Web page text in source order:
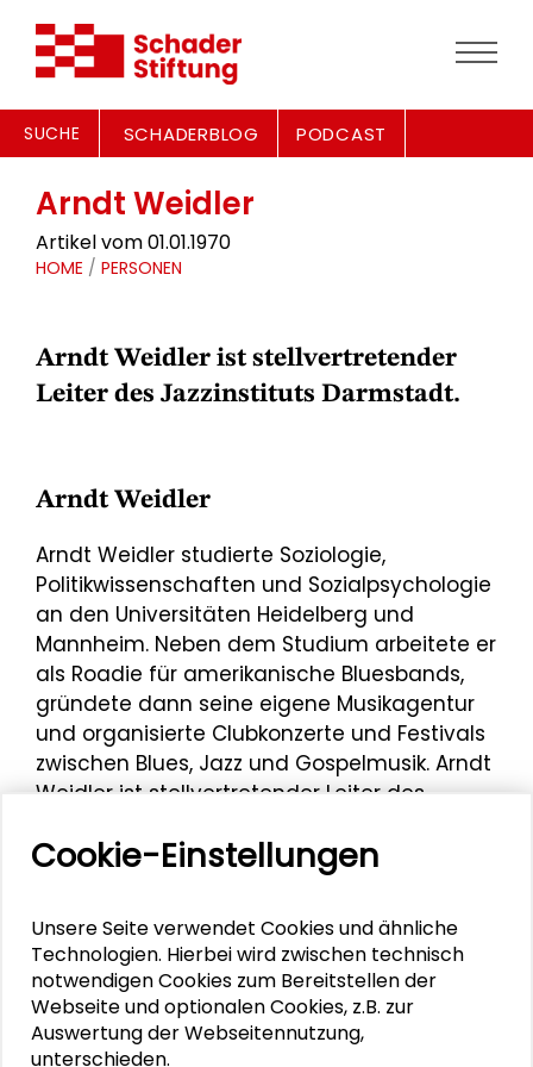
SUCHE SCHADERBLOG PODCAST
Arndt Weidler
Artikel vom 01.01.1970
HOME / PERSONEN
Arndt Weidler ist stellvertretender
Leiter des Jazzinstituts Darmstadt.
Arndt Weidler
Arndt Weidler studierte Soziologie,
Politikwissenschaften und Sozialpsychologie
an den Universitäten Heidelberg und
Mannheim. Neben dem Studium arbeitete er
als Roadie für amerikanische Bluesbands,
gründete dann seine eigene Musikagentur
und organisierte Clubkonzerte und Festivals
zwischen Blues, Jazz und Gospelmusik. Arndt
Weidler ist stellvertretender Leiter des
Kultureinrichtung der Wissenschaftsstadt
Darmstadt und Europas größtem
Dokumentationszentrum für Jazzmusik.
Neben vielen weiteren laufenden
Engagements als Berater und Juror, u.a. für
verschiedene Landesministerien und das
Cookie-Einstellungen
Unsere Seite verwendet Cookies und ähnliche
Technologien. Hierbei wird zwischen technisch
notwendigen Cookies zum Bereitstellen der
Webseite und optionalen Cookies, z.B. zur
Auswertung der Webseitennutzung,
unterschieden.